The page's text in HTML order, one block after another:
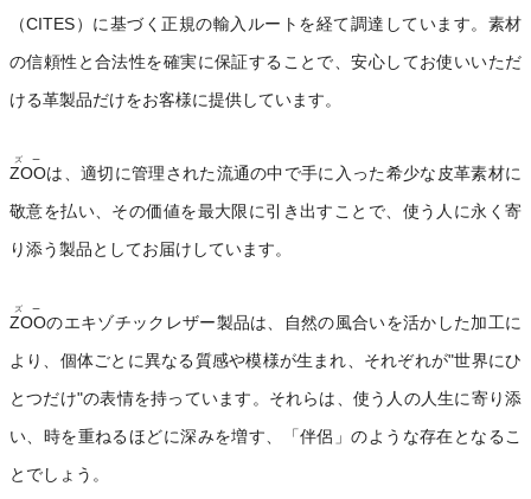
（CITES）に基づく正規の輸入ルートを経て調達しています。素材
の信頼性と合法性を確実に保証することで、安心してお使いいただ
ける革製品だけをお客様に提供しています。
ZOO
ズー
は、適切に管理された流通の中で手に入った希少な皮革素材に
敬意を払い、その価値を最大限に引き出すことで、使う人に永く寄
り添う製品としてお届けしています。
ZOO
ズー
のエキゾチックレザー製品は、自然の風合いを活かした加工に
より、個体ごとに異なる質感や模様が生まれ、それぞれが"世界にひ
とつだけ"の表情を持っています。それらは、使う人の人生に寄り添
い、時を重ねるほどに深みを増す、「伴侶」のような存在となるこ
とでしょう。